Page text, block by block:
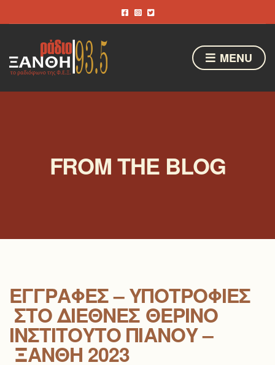
MENU
FROM THE BLOG
ΕΓΓΡΑΦΈΣ – ΥΠΟΤΡΟΦΊΕΣ
ΣΤΟ ΔΙΕΘΝΈΣ ΘΕΡΙΝΌ
ΙΝΣΤΙΤΟΎΤΟ ΠΙΆΝΟΥ –
ΞΆΝΘΗ 2023